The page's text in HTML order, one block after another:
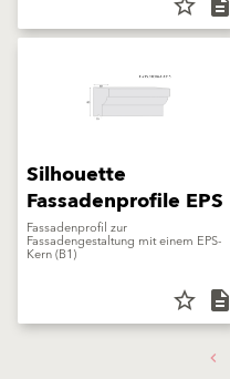
star_border description
Silhouette
Fassadenprofile EPS
Fassadenprofil zur
Fassadengestaltung mit einem EPS-
Kern (B1)
star_border description